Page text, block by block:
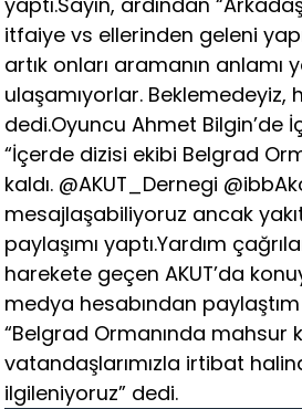
itfaiye vs ellerinden geleni
artık onları aramanın anlamı
ulaşamıyorlar. Beklemedeyiz,
dedi.Oyuncu Ahmet Bilgin’de
“İçerde dizisi ekibi Belgrad
kaldı. @AKUT_Dernegi
mesajlaşabiliyoruz ancak
paylaşımı yaptı.Yardım
harekete geçen AKUT’da
medya hesabından paylaştım
“Belgrad Ormanında mahsur
vatandaşlarımızla irtibat
ilgileniyoruz” dedi.